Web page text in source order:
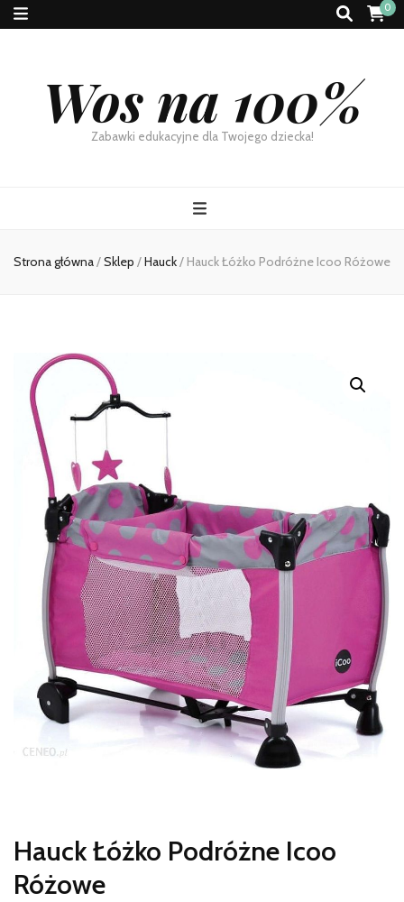
0
Wos na 100%
Zabawki edukacyjne dla Twojego dziecka!
Strona główna/Sklep /Hauck/ Hauck Łóżko Podróżne Icoo Różowe
Hauck Łóżko Podróżne Icoo
Różowe